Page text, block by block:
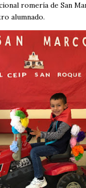
romería de San
alumnado.